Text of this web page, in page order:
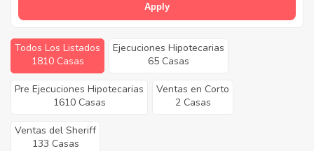
Apply
Todos Los Listados
1810 Casas
Ejecuciones Hipotecarias
65 Casas
Pre Ejecuciones Hipotecarias
1610 Casas
Ventas en Corto
2 Casas
Ventas del Sheriff
133 Casas